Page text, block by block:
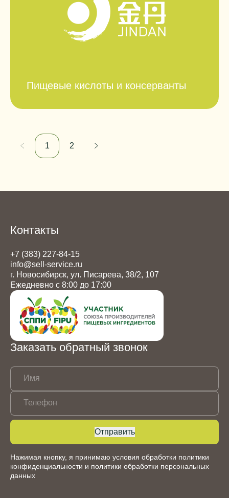
Пищевые кислоты и консерванты
1 2
Контакты
+7 (383) 227-84-15
info@sell-service.ru
г. Новосибирск, ул. Писарева, 38/2, 107
Ежедневно с 8:00 до 17:00
Заказать обратный звонок
Имя
Телефон
Отправить
Нажимая кнопку, я принимаю условия обработки политики
конфиденциальности и политики обработки персональных
данных